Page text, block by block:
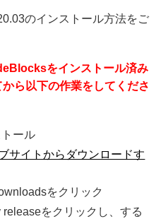
のインストール方法をご
をインストール済み
ら以下の作業をしてくださ
ール
サイトからダウンロードす
をクリック
をクリックし、する